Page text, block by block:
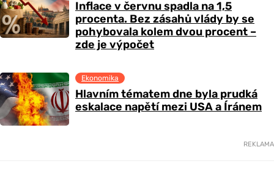
Inflace v červnu spadla na 1,5
procenta. Bez zásahů vlády by se
pohybovala kolem dvou procent –
zde je výpočet
Hlavním tématem dne byla prudká
eskalace napětí mezi USA a Íránem
Ekonomika
REKLAMA